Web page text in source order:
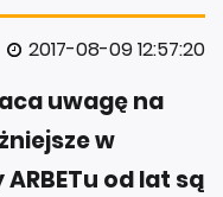
2017-08-09 12:57:20
uwagę na
w
od lat są